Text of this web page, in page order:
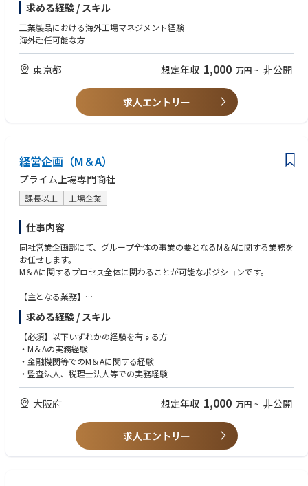
求める経験 / スキル
工業製品における海外工場マネジメント経験
海外赴任可能な方
東京都 想定年収 1,000 万円 ~ 非公開
求人エントリー
経営企画（M＆A）
プライム上場専門商社
課長以上 上場企業
仕事内容
同社営業企画部にて、グループ全体の事業の要となるM＆Aに関する業務を
お任せします。
M＆Aに関するプロセス全体に関わることが可能なポジションです。
【主となる業務】
・新規M＆Aの計画、調査、案件ソーシング
・対象会社およびその株主、外部専門家等との折衝
・モデリング
・投資スキーム構築支援
・DD支援
・企業価値評価
・社内調整およびプロジェクトマネジメント 等
求める経験 / スキル
【必須】以下いずれかの経験を有する方
・M＆Aの実務経験
・金融機関等でのM＆Aに関する経験
・監査法人、税理士法人等での実務経験
大阪府 想定年収 1,000 万円 ~ 非公開
求人エントリー